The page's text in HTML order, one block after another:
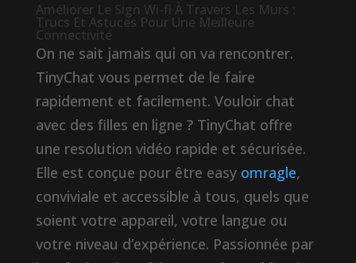
Améliorer Le Sign Wi-fi À Travers Les Murs :
Trucs Et Astuces Pour Une Meilleure
Connectivité
On ne sait jamais qui on va rencontrer.
TinyChat vous permet de le faire
rapidement et facilement. Vouloir chat
avec des filles en ligne ? TinyChat offre
une resolution vidéo rapide et sécurisée.
Elle est conçue pour être easy omragle,
conviviale et accessible à tous, quels que
soient votre appareil, votre langue ou
votre niveau d’expérience. Passionnée par